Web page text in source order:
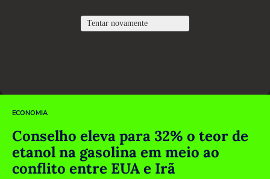
ECONOMIA
Conselho eleva para 32% o teor de
etanol na gasolina em meio ao
conflito entre EUA e Irã